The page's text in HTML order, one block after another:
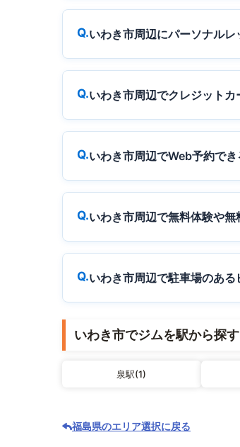
いわき市周辺にパーソナル
いわき市周辺でクレジット
いわき市周辺でWeb予約で
いわき市周辺で無料体験や
いわき市周辺で駐車場のあ
いわき市でジムを駅から探す
泉駅(1)
福島県のエリア選択に戻る